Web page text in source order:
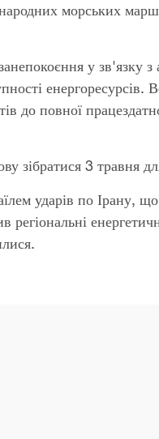
морських
у зв'язку з
до повної
зібратися 3 травня
ударів по Ірану,
регіональні